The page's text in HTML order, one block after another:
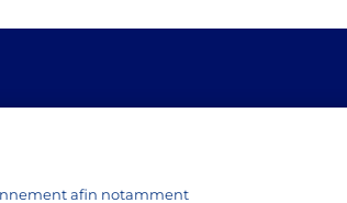
Toutes les recettes
afin notamment